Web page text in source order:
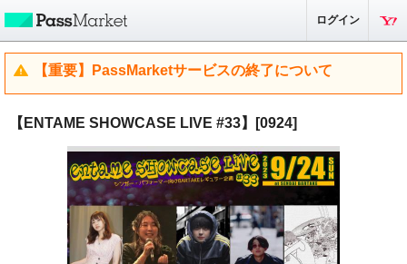
ログイン
【重要】PassMarketサービスの終了について
【ENTAME SHOWCASE LIVE #33】[0924]